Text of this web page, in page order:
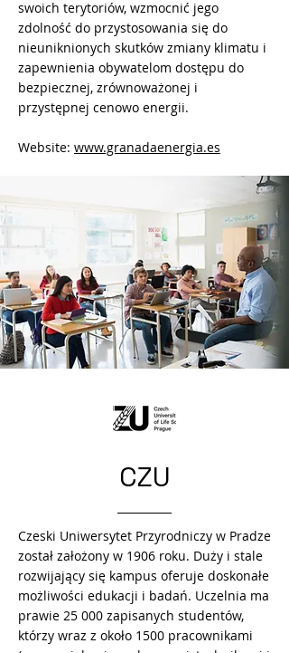
swoich terytoriów, wzmocnić jego
zdolność do przystosowania się do
nieuniknionych skutków zmiany klimatu i
zapewnienia obywatelom dostępu do
bezpiecznej, zrównoważonej i
przystępnej cenowo energii.
Website: www.granadaenergia.es
CZU
Czeski Uniwersytet Przyrodniczy w Pradze
został założony w 1906 roku. Duży i stale
rozwijający się kampus oferuje doskonałe
możliwości edukacji i badań. Uczelnia ma
prawie 25 000 zapisanych studentów,
którzy wraz z około 1500 pracownikami